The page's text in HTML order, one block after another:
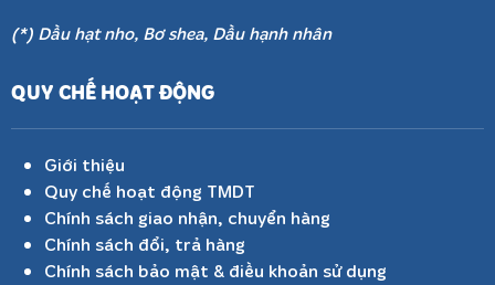
(*) Dầu hạt nho, Bơ shea, Dầu hạnh nhân
QUY CHẾ HOẠT ĐỘNG
Giới thiệu
Quy chế hoạt động TMDT
Chính sách giao nhận, chuyển hàng
Chính sách đổi, trả hàng
Chính sách bảo mật & điều khoản sử dụng